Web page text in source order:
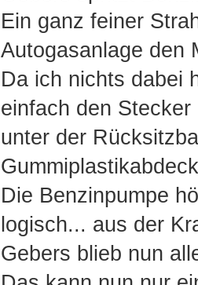
Ein ganz feiner
Autogasanlage den
Da ich nichts dabei
einfach den
unter der
Die Benzinpumpe
logisch... aus der
Gebers blieb nun